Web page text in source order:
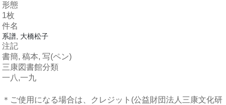
形態
1枚
件名
系譜, 大橋松子
注記
書簡, 稿本, 写(ペン)
三康図書館分類
一八,一九
＊ご使用になる場合は、クレジット(公益財団法人三康文化研